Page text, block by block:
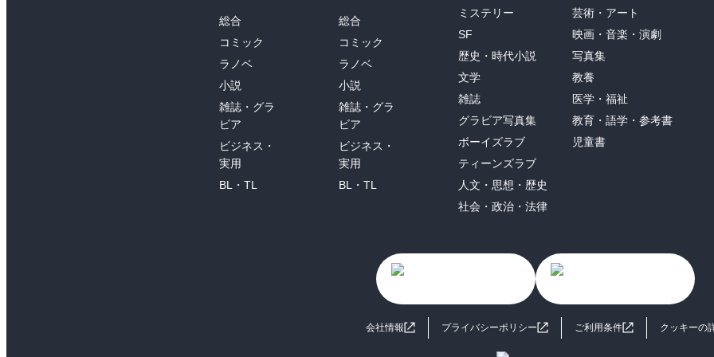
総合
コミック
ラノベ
小説
雑誌・グラ
ビア
ビジネス・
実用
BL・TL
総合
コミック
ラノベ
小説
雑誌・グラ
ビア
ビジネス・
実用
BL・TL
ミステリー
SF
歴史・時代小説
文学
雑誌
グラビア写真集
ボーイズラブ
ティーンズラブ
人文・思想・歴史
社会・政治・法律
芸術・アート
映画・音楽・演劇
写真集
教養
医学・福祉
教育・語学・参考書
児童書
会社情報 プライバシーポリシー ご利用条件 クッキーの